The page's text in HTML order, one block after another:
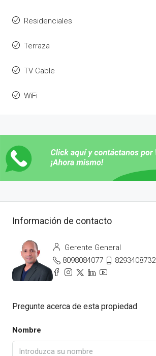
Residenciales
Terraza
TV Cable
WiFi
Información de contacto
Gerente General
8098084077
8293408732
Pregunte acerca de esta propiedad
Nombre